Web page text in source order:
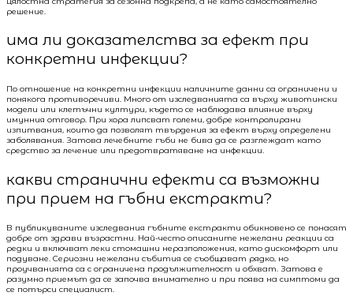
решение.
има ли доказателства за ефект при
конкретни инфекции?
По отношение на конкретни инфекции наличните данни са ограничени и
понякога противоречиви. Много от изследванията са върху животински
модели или клетъчни култури, където се наблюдава влияние върху
имунния отговор. При хора липсват големи, добре контролирани
изпитвания, които да позволят твърдения за ефект върху определени
заболявания. Затова лечебните гъби не бива да се разглеждат като
средство за лечение или предотвратяване на инфекции.
какви странични ефекти са възможни
при прием на гъбни екстракти?
В публикуваните изследвания гъбните екстракти обикновено се понасят
добре от здрави възрастни. Най-често описаните нежелани реакции са
редки и включват леки стомашни неразположения, като дискомфорт или
подуване. Сериозни нежелани събития се съобщават рядко, но
проучванията са с ограничена продължителност и обхват. Затова е
разумно приемът да се започва внимателно и при поява на симптоми да
се потърси специалист.